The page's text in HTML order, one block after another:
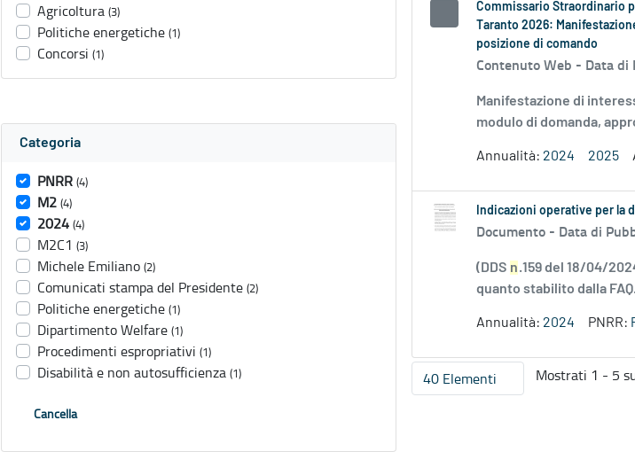
Agricoltura (3)
Politiche energetiche (1)
Concorsi (1)
Categoria
PNRR (4)
M2 (4)
2024 (4)
M2C1 (3)
Michele Emiliano (2)
Comunicati stampa del Presidente (2)
Politiche energetiche (1)
Dipartimento Welfare (1)
Procedimenti espropriativi (1)
Disabilità e non autosufficienza (1)
Cancella
Commissario Straordinario
Taranto 2026:
posizione di comando
Contenuto Web - Data di
Manifestazione di
modulo di domanda,
Annualità: 2024 2025
Indicazioni operative per la
Documento - Data di
(DDS n.159 del 18/04/
quanto stabilito dalla
Annualità: 2024 PNRR:
40 ElementiPer pagina
Mostrati 1 - 5